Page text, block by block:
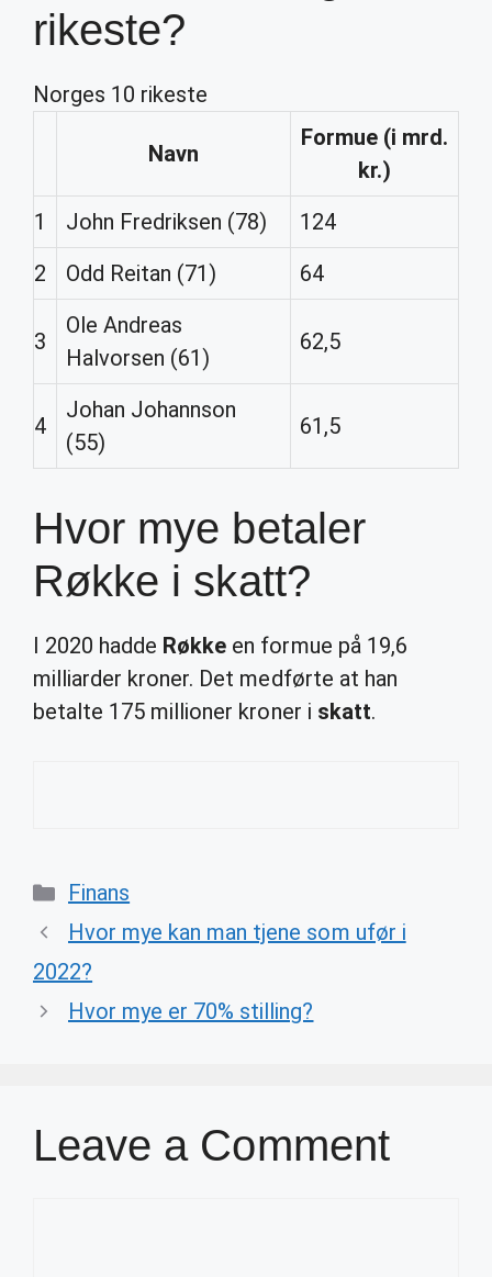
rikeste?
Norges 10 rikeste
Navn
Formue (i mrd.
kr.)
1
John Fredriksen (78)
124
2
Odd Reitan (71) 64
3
Ole Andreas
Halvorsen (61)
62,5
4
Johan Johannson
(55)
61,5
Hvor mye betaler
Røkke i skatt?
I 2020 hadde Røkke en formue på 19,6
milliarder kroner. Det medførte at han
betalte 175 millioner kroner i skatt.
Categories
Finans
Hvor mye kan man tjene som ufør i
2022?
Hvor mye er 70% stilling?
Leave a Comment